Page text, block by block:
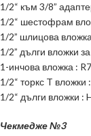
1/2“ към 3/8”
1/2“ шестофрам
1/2” шлицова
1/2” дълги вложки
1-инчова вложка :
1/2“ торкс T
1/2“ дълги вложки :
Чекмедже№3